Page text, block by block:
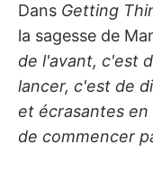
Dans Getting
la sagesse de
de l'avant, c'est
lancer, c'est de
et écrasantes
de commencer